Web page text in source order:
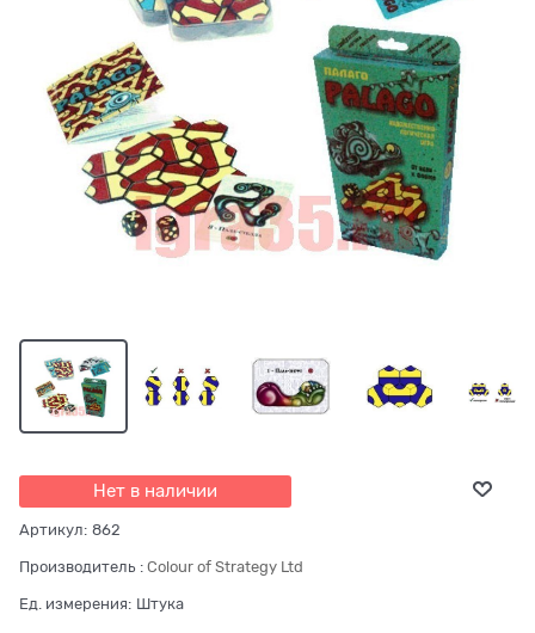
Нет в наличии
Артикул: 862
Производитель : Colour of Strategy Ltd
Ед. измерения: Штука